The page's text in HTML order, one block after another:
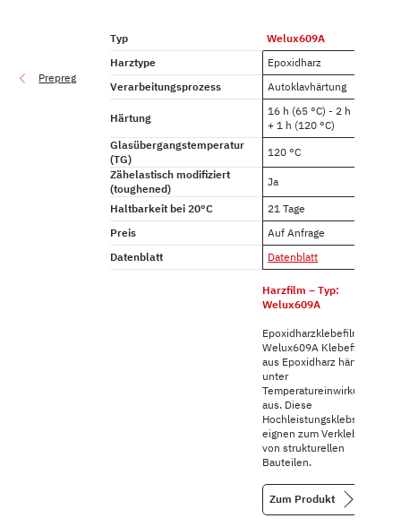
Prepreg
Typ
Welux609A
Harztype
Epoxidharz
Verarbeitungsprozess
Autoklavhärtung
Härtung
16 h (65 °C) - 2 h (100 °C)
+ 1 h (120 °C)
Glasübergangstemperatur
(TG)
120 °C
Zähelastisch modifiziert
(toughened)
Ja
Haltbarkeit bei 20°C
21 Tage
Preis
Auf Anfrage
Datenblatt
Datenblatt
Harzfilm – Typ:
Welux609A
Epoxidharzklebefilm
Welux609A Klebefilm
aus Epoxidharz härten
unter
Temperatureinwirkung
aus. Diese
Hochleistungsklebstoffe
eignen zum Verkleben
von strukturellen
Bauteilen.
Zum Produkt